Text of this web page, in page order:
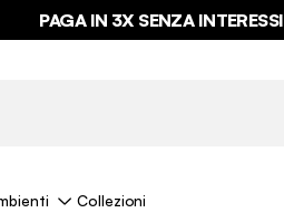
PAGA IN 3X SENZA INTERESSI
Collezioni